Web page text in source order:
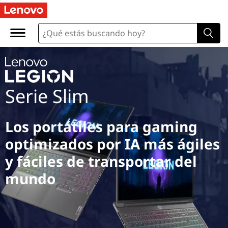
Serie Slim
Los portátiles para gaming
optimizados por IA más ágiles
y fáciles de transportar del
mundo